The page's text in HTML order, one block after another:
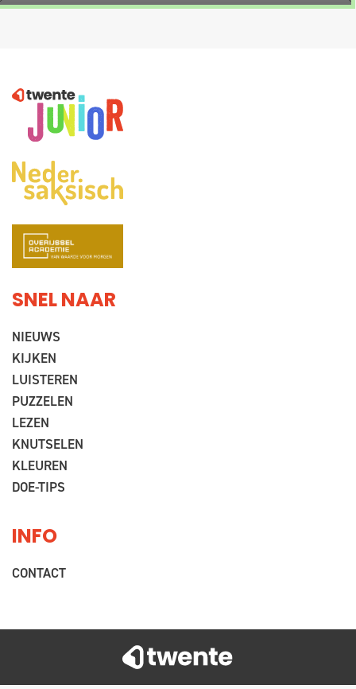
SNEL NAAR
NIEUWS
KIJKEN
LUISTEREN
PUZZELEN
LEZEN
KNUTSELEN
KLEUREN
DOE-TIPS
INFO
CONTACT